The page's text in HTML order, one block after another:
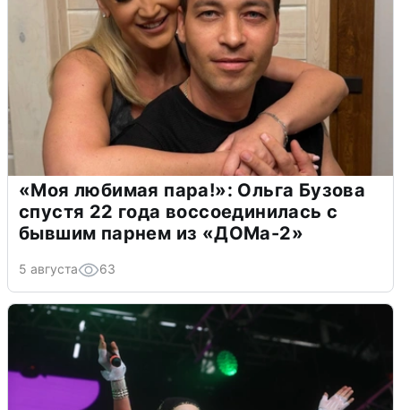
«Моя любимая пара!»: Ольга Бузова
спустя 22 года воссоединилась с
бывшим парнем из «ДОМа-2»
5 августа 63